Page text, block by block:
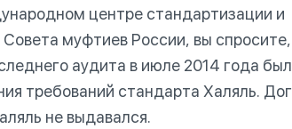
центре стандартизации и
муфтиев России, вы
аудита в июле 2014 года
требований стандарта Халяль.
не выдавался.